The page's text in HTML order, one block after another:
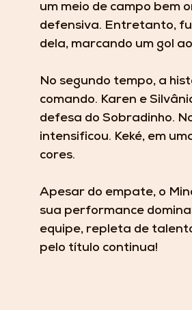
um meio de campo bem
defensiva. Entretanto,
dela, marcando um gol
No segundo tempo, a
comando. Karen e
defesa do Sobradinho.
intensificou. Keké, em
cores.
Apesar do empate, o
sua performance
equipe, repleta de
pelo título continua!